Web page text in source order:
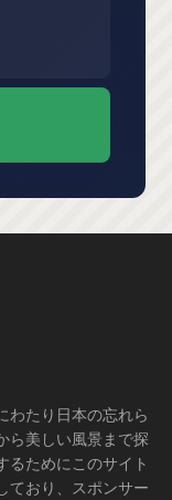
わたり日本の忘れら
ら美しい風景まで探
るためにこのサイト
ており、スポンサー